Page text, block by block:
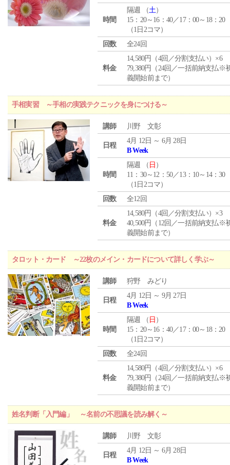
時間
隔週 （土）
15：20～16：40／17：00～18：20
（1日2コマ）
回数
全24回
料金
14,580円（4回／分割支払い）×6
79,380円（24回／一括前納支払※
義開始前まで）
手相実習 ～手相の実践テクニックを身につける～
講師 川野 文彰
日程
4月 12日 ～ 6月 28日
B Week
時間
隔週 （ 日 ）
11：30～12：50／13：10～14：30
（1日2コマ）
回数
全12回
料金
14,580円（4回／分割支払い）×3
40,500円（12回／一括前納支払※
義開始前まで）
タロット・カード ～22枚のメイン・カードについて詳しく学ぶ～
講師 狩野 みどり
日程
4月 12日 ～ 9月 27日
B Week
時間
隔週 （ 日 ）
15：20～16：40／17：00～18：20
（1日2コマ）
回数
全24回
料金
14,580円（4回／分割支払い）×6
79,380円（24回／一括前納支払※
義開始前まで）
姓名判断「入門編」 ～名前の不思議を読み解く～
講師 川野 文彰
日程
4月 12日 ～ 6月 28日
B Week